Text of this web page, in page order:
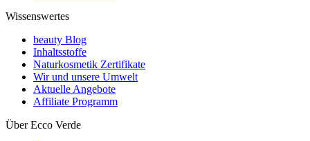
Wissenswertes
beauty Blog
Inhaltsstoffe
Naturkosmetik Zertifikate
Wir und unsere Umwelt
Aktuelle Angebote
Affiliate Programm
Über Ecco Verde